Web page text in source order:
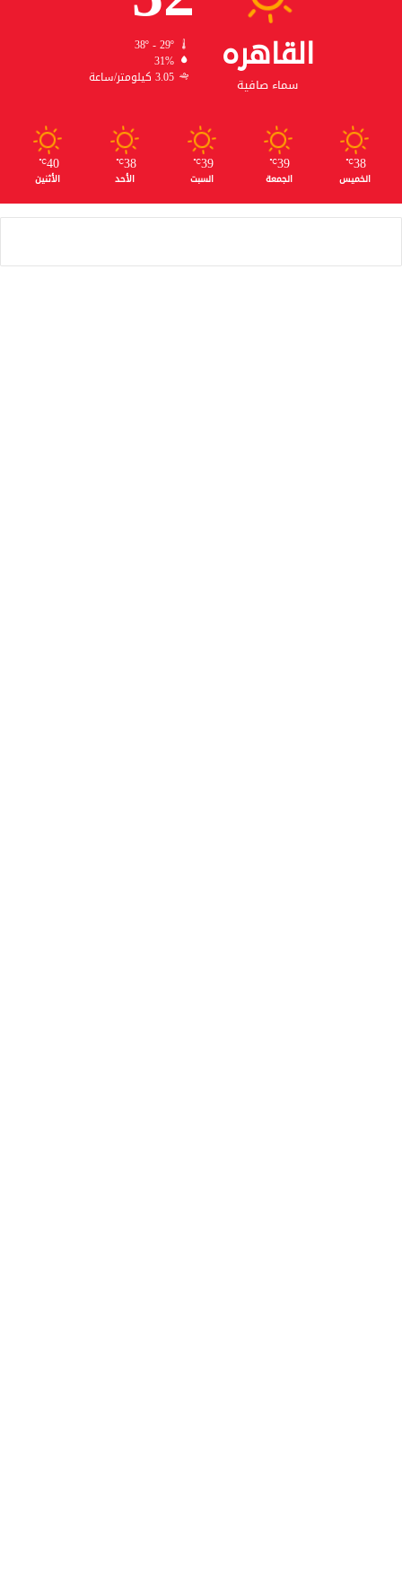
القاهره
سماء صافية
38º - 29º
31%
3.05 كيلومتر/ساعة
38
℃
الخميس
39
℃
الجمعة
39
℃
السبت
38
℃
الأحد
40
℃
الأثنين